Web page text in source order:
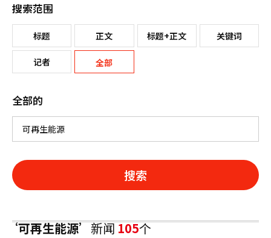
搜索范围
标题 正文 标题+正文 关键词
记者 全部
全部的
搜索
‘可再生能源’新闻105个